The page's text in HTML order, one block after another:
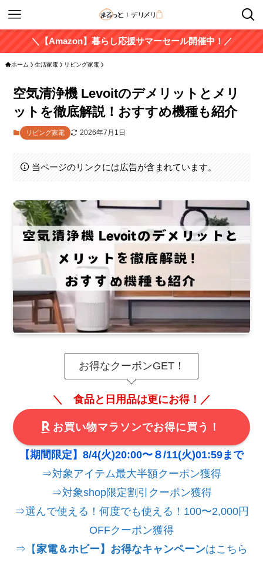
＼【Amazon】暮らし応援サマーセール開催中！／
ホーム 生活家電 リビング家電
空気清浄機 Levoitのデメリットとメリ
ットを徹底解説！おすすめ機種も紹介
リビング家電 2026年7月1日
当ページのリンクには広告が含まれています。
お得なクーポンGET！
＼ 食品と日用品は更にお得！／
お買い物マラソンでお得に買う！
【期間限定】8/4(火)20:00〜８/11(火)01:59まで
⇒対象アイテム最大半額クーポン獲得
⇒対象shop限定割引クーポン獲得
⇒選んで使える！何度でも使える！100〜2,000円
OFFクーポン獲得
⇒【家電＆ホビー】お得なキャンペーンはこちら